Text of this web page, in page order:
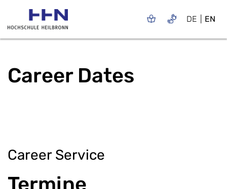
DE EN
Career Dates
Career Service
​Termine